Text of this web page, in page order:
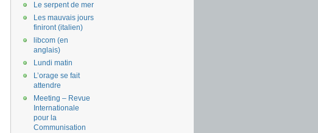
Le serpent de mer
Les mauvais jours
finiront (italien)
libcom (en
anglais)
Lundi matin
L’orage se fait
attendre
Meeting – Revue
Internationale
pour la
Communisation